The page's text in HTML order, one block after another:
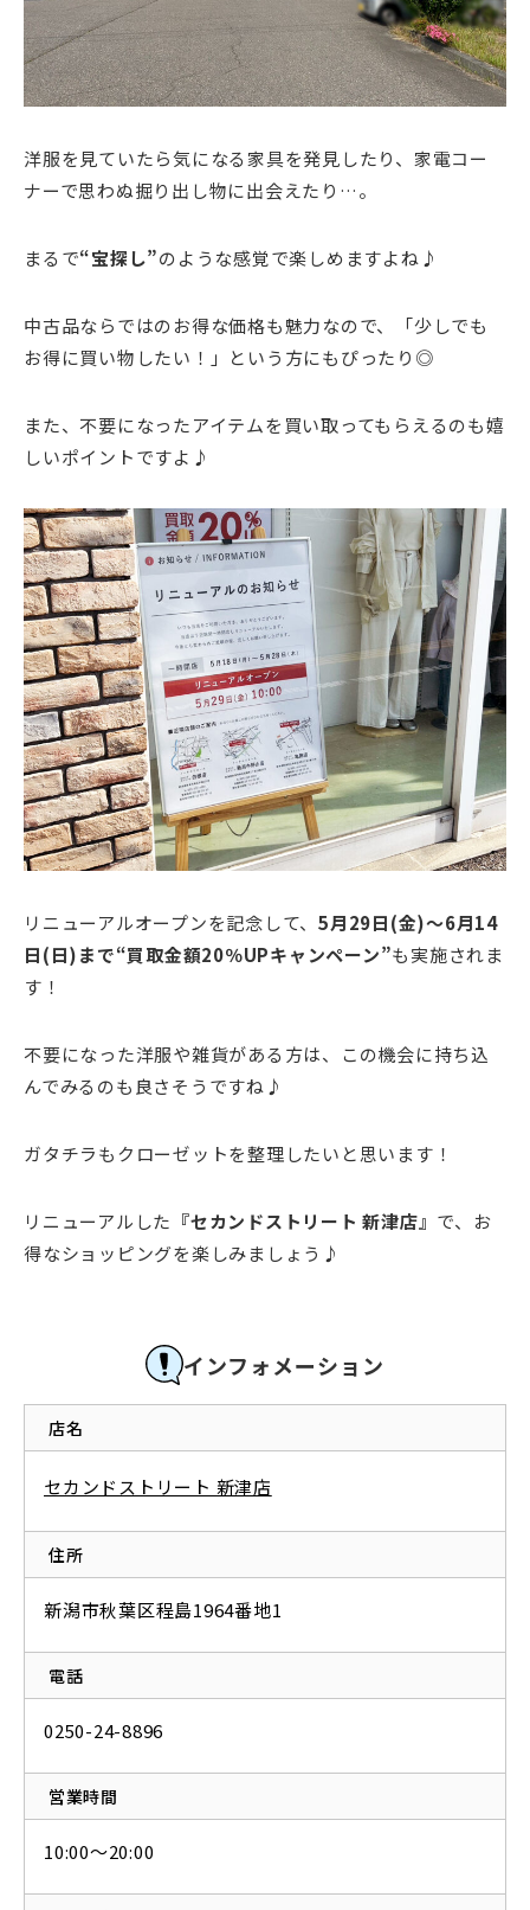
洋服を見ていたら気になる家具を発見したり、家電コー
ナーで思わぬ掘り出し物に出会えたり…。
まるで“宝探し”のような感覚で楽しめますよね♪
中古品ならではのお得な価格も魅力なので、「少しでも
お得に買い物したい！」という方にもぴったり◎
また、不要になったアイテムを買い取ってもらえるのも嬉
しいポイントですよ♪
リニューアルオープンを記念して、 5月29日(金)～6月14
日(日)まで“買取金額20％UPキャンペーン”も実施されま
す！
不要になった洋服や雑貨がある方は、この機会に持ち込
んでみるのも良さそうですね♪
ガタチラもクローゼットを整理したいと思います！
リニューアルした 『セカンドストリート 新津店』 で、お
得なショッピングを楽しみましょう♪
インフォメーション
店名
セカンドストリート 新津店
住所
新潟市秋葉区程島1964番地1
電話
0250-24-8896
営業時間
10:00～20:00